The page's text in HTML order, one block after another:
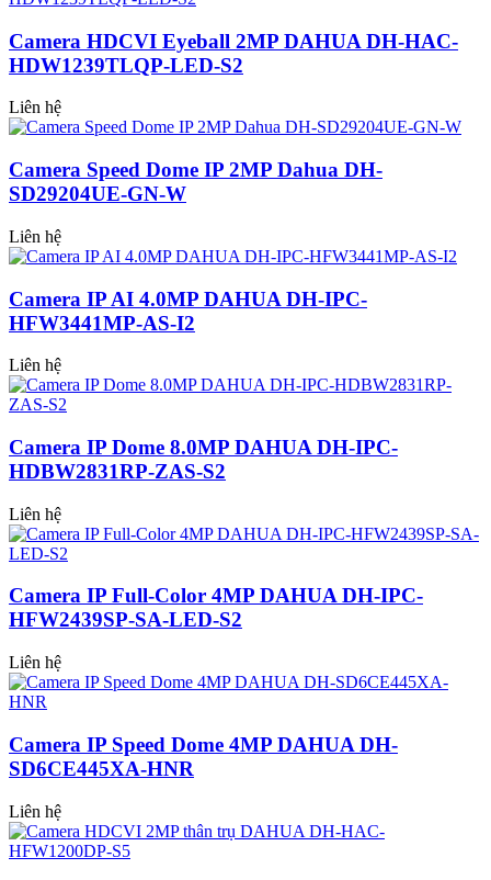
Camera HDCVI Eyeball 2MP DAHUA DH-HAC-
HDW1239TLQP-LED-S2
Liên hệ
Camera Speed Dome IP 2MP Dahua DH-
SD29204UE-GN-W
Liên hệ
Camera IP AI 4.0MP DAHUA DH-IPC-
HFW3441MP-AS-I2
Liên hệ
Camera IP Dome 8.0MP DAHUA DH-IPC-
HDBW2831RP-ZAS-S2
Liên hệ
Camera IP Full-Color 4MP DAHUA DH-IPC-
HFW2439SP-SA-LED-S2
Liên hệ
Camera IP Speed Dome 4MP DAHUA DH-
SD6CE445XA-HNR
Liên hệ